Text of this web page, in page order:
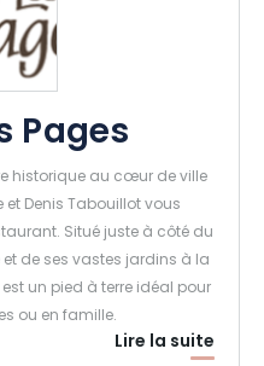
Pages
historique au cœur de ville
et Denis Tabouillot vous
Situé juste à côté du
de ses vastes jardins à la
un pied à terre idéal pour
ou en famille.
Lire la suite